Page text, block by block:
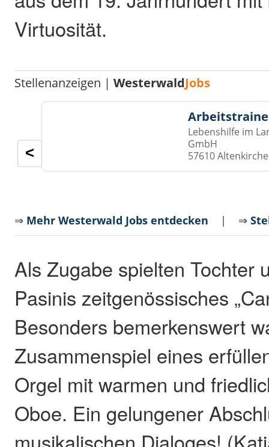
Virtuosität.
Stellenanzeigen |WesterwaldJobs
Lebenshilfe im
GmbH
57610
<
⇒ Mehr Westerwald Jobs entdecken | ⇒
Als Zugabe spielten Tochter
Pasinis zeitgenössisches
Besonders bemerkenswert
Zusammenspiel eines
Orgel mit warmen und
Oboe. Ein gelungener